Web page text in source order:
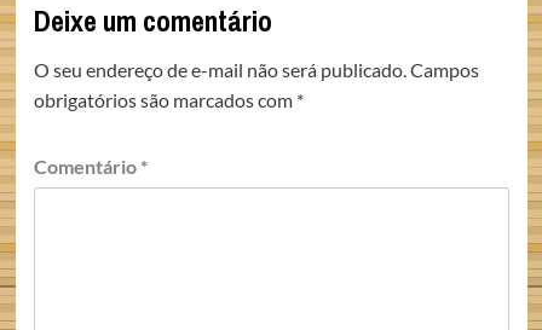
Deixe um comentário
O seu endereço de e-mail não será publicado.Campos
obrigatórios são marcados com *
Comentário *